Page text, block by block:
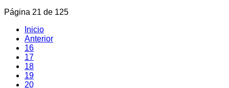
Página 21 de 125
Inicio
Anterior
16
17
18
19
20